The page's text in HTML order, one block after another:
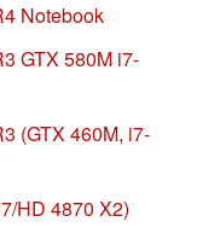
Notebook
GTX 580M i7-
(GTX 460M, i7-
HD 4870 X2)